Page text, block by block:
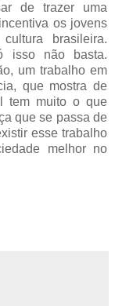
de trazer uma
os jovens
brasileira.
isso não basta.
um trabalho em
que mostra de
tem muito o que
que se passa de
esse trabalho
melhor no